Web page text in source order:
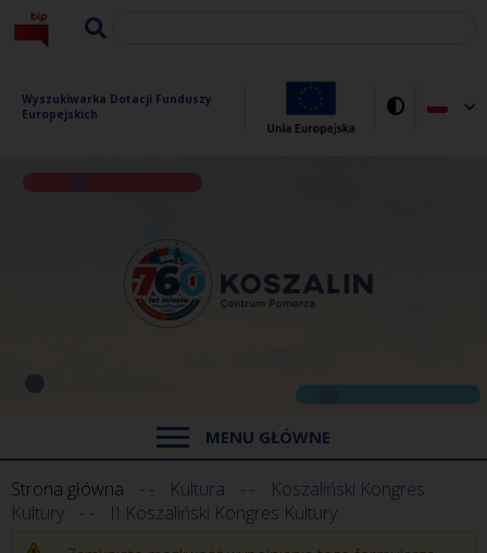
Wyszukiwarka Dotacji Funduszy
Europejskich
MENU GŁÓWNE
Strona główna Kultura
Koszaliński Kongres
Kultury
II Koszaliński Kongres Kultury